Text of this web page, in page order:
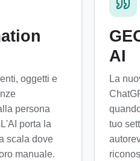
oggetti e
persona
porta la
scala dove
manuale.
AI
La
tuo